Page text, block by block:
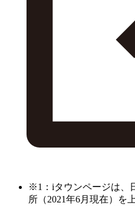
※1：iタウンページは、
所（2021年6月現在）を